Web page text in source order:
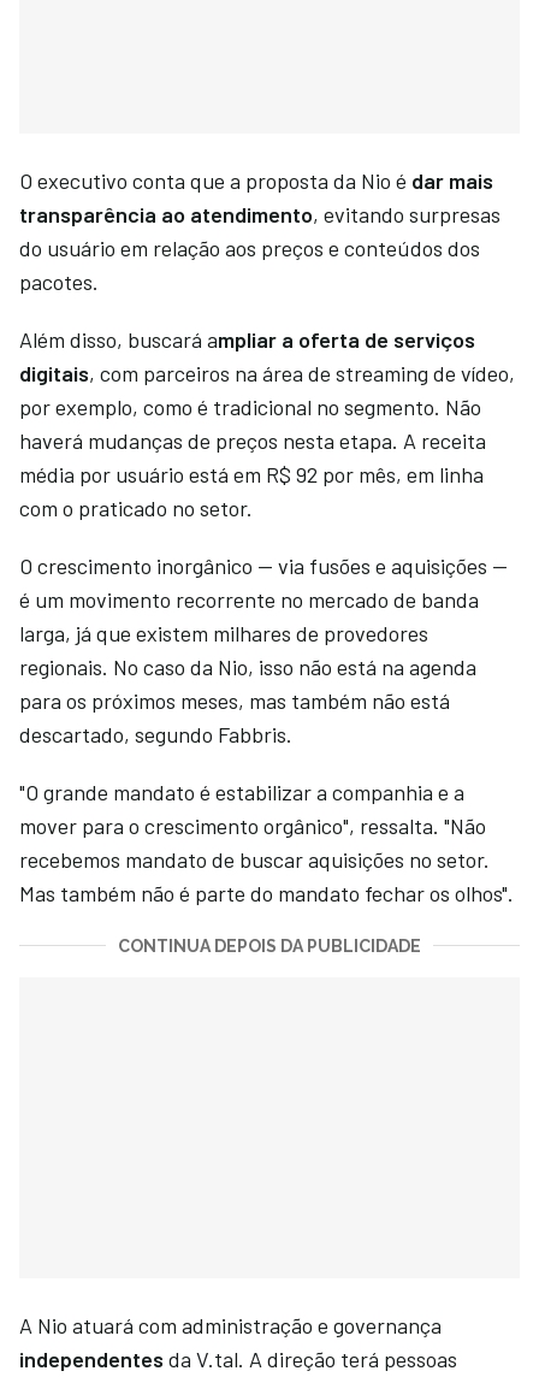
O executivo conta que a proposta da Nio é dar mais
transparência ao atendimento, evitando surpresas
do usuário em relação aos preços e conteúdos dos
pacotes.
Além disso, buscará ampliar a oferta de serviços
digitais, com parceiros na área de streaming de vídeo,
por exemplo, como é tradicional no segmento. Não
haverá mudanças de preços nesta etapa. A receita
média por usuário está em R$ 92 por mês, em linha
com o praticado no setor.
O crescimento inorgânico — via fusões e aquisições —
é um movimento recorrente no mercado de banda
larga, já que existem milhares de provedores
regionais. No caso da Nio, isso não está na agenda
para os próximos meses, mas também não está
descartado, segundo Fabbris.
"O grande mandato é estabilizar a companhia e a
mover para o crescimento orgânico", ressalta. "Não
recebemos mandato de buscar aquisições no setor.
Mas também não é parte do mandato fechar os olhos".
CONTINUA DEPOIS DA PUBLICIDADE
A Nio atuará com administração e governança
independentes da V.tal. A direção terá pessoas